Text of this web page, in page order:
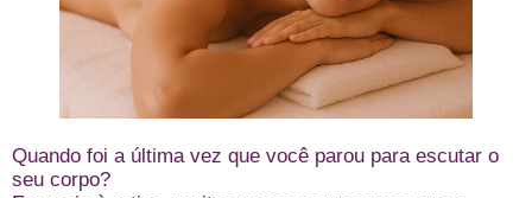
Quando foi a última vez que você parou para escutar o
seu corpo?